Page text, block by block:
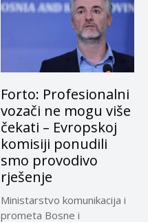
Forto: Profesionalni
vozači ne mogu više
čekati – Evropskoj
komisiji ponudili
smo provodivo
rješenje
Ministarstvo komunikacija i
prometa Bosne i